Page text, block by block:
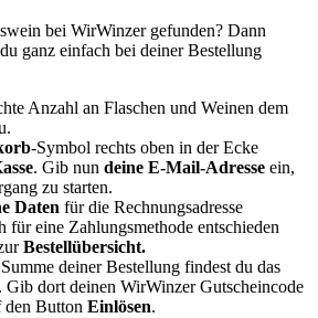
bei WirWinzer gefunden? Dann
ganz einfach bei deiner Bestellung
Anzahl an Flaschen und Weinen dem
-Symbol rechts oben in der Ecke
. Gib nun deine E-Mail-Adresse ein,
zu starten.
Daten für die Rechnungsadresse
für eine Zahlungsmethode entschieden
Bestellübersicht.
deiner Bestellung findest du das
. Gib dort deinen WirWinzer Gutscheincode
den Button Einlösen.